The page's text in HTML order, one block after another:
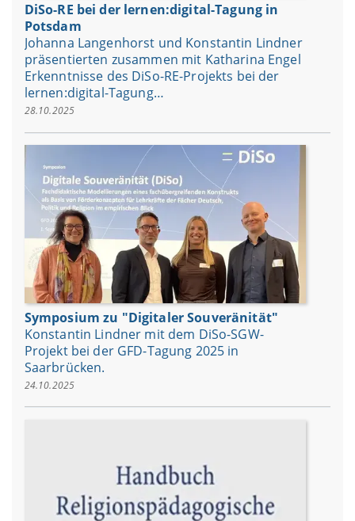
DiSo-RE bei der lernen:digital-Tagung in
Potsdam
Johanna Langenhorst und Konstantin Lindner
präsentierten zusammen mit Katharina Engel
Erkenntnisse des DiSo-RE-Projekts bei der
lernen:digital-Tagung…
28.10.2025
Symposium zu "Digitaler Souveränität"
Konstantin Lindner mit dem DiSo-SGW-
Projekt bei der GFD-Tagung 2025 in
Saarbrücken.
24.10.2025